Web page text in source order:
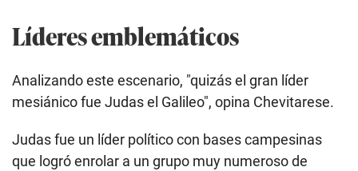
Líderes emblemáticos
Analizando este escenario, "quizás el gran líder
mesiánico fue Judas el Galileo", opina Chevitarese.
Judas fue un líder político con bases campesinas
que logró enrolar a un grupo muy numeroso de